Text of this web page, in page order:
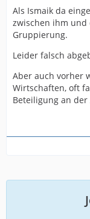
Als Ismaik da
zwischen ihm
Gruppierung.
Leider falsch
Aber auch vorher
Wirtschaften, oft
Beteiligung an